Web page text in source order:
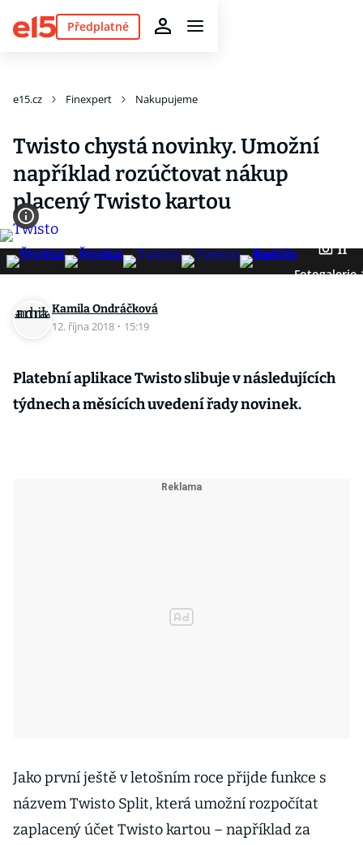
Předplatné
e15.cz Finexpert Nakupujeme
Twisto chystá novinky. Umožní
například rozúčtovat nákup
placený Twisto kartou
11
Fotogalerie
Kamila Ondráčková
12. října 2018 · 15:19
Platební aplikace Twisto slibuje v následujících
týdnech a měsících uvedení řady novinek.
Jako první ještě v letošním roce přijde funkce s
názvem Twisto Split, která umožní rozpočítat
zaplacený účet Twisto kartou – například za